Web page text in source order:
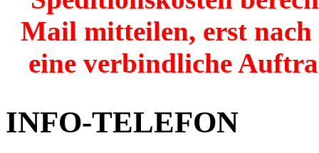
Mail mitteilen, erst
eine verbindliche
INFO-TELEFON